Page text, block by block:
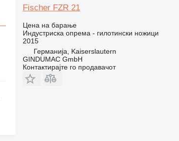
Fischer FZR 21
Цена на барање
Индустриска опрема - гилотински ножици
2015
Германија, Kaiserslautern
GINDUMAC GmbH
Контактирајте го продавачот